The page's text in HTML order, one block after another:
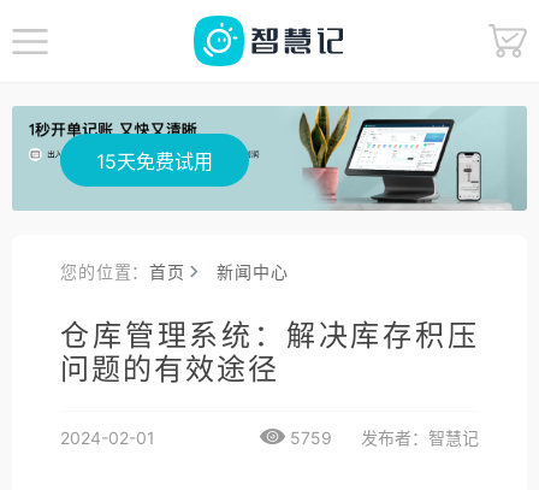
15天免费试用
您的位置：首页 新闻中心
仓库管理系统：解决库存积压
问题的有效途径
2024-02-01 5759 发布者：智慧记